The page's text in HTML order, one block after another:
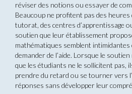
réviser des notions ou essayer de
Beaucoup ne profitent pas des heures
tutorat, des centres d’apprentissage
soutien que leur établissement
mathématiques semblent intimidantes
demander de l’aide. Lorsque le
que les étudiants ne le sollicitent pas,
prendre du retard ou se tourner vers
réponses sans développer leur